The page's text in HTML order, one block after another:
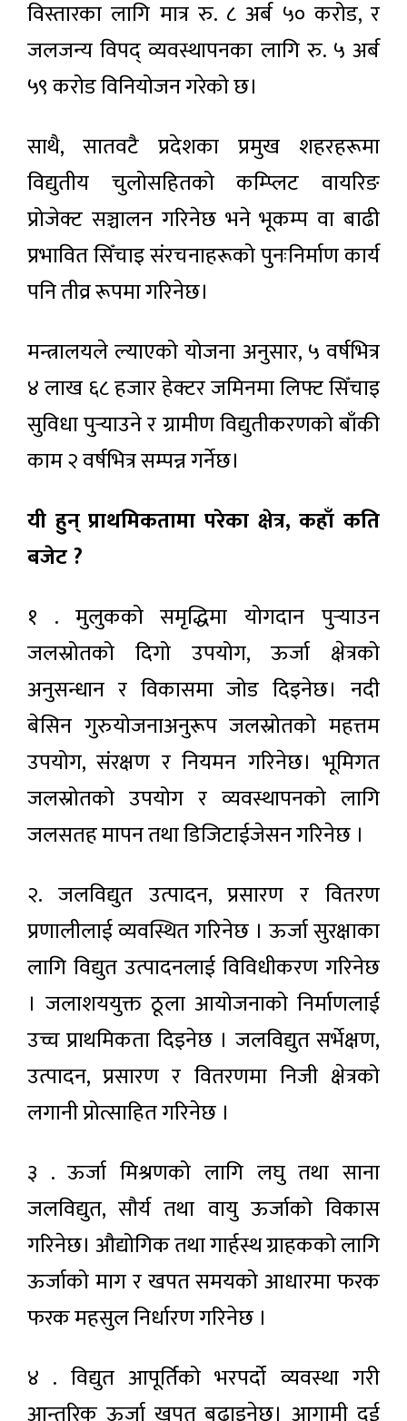
विस्तारका लागि मात्र रु. ८ अर्ब ५० करोड, र
जलजन्य विपद् व्यवस्थापनका लागि रु. ५ अर्ब
५९ करोड विनियोजन गरेको छ।
साथै, सातवटै प्रदेशका प्रमुख शहरहरूमा
विद्युतीय चुलोसहितको कम्प्लिट वायरिङ
प्रोजेक्ट सञ्चालन गरिनेछ भने भूकम्प वा बाढी
प्रभावित सिँचाइ संरचनाहरूको पुनःनिर्माण कार्य
पनि तीव्र रूपमा गरिनेछ।
मन्त्रालयले ल्याएको योजना अनुसार, ५ वर्षभित्र
४ लाख ६८ हजार हेक्टर जमिनमा लिफ्ट सिँचाइ
सुविधा पुर्‍याउने र ग्रामीण विद्युतीकरणको बाँकी
काम २ वर्षभित्र सम्पन्न गर्नेछ।
यी हुन् प्राथमिकतामा परेका क्षेत्र, कहाँ कति
बजेट ?
१ . मुलुकको समृद्धिमा योगदान पुऱ्याउन
जलस्रोतको दिगो उपयोग, ऊर्जा क्षेत्रको
अनुसन्धान र विकासमा जोड दिइनेछ। नदी
बेसिन गुरुयोजनाअनुरूप जलस्रोतको महत्तम
उपयोग, संरक्षण र नियमन गरिनेछ। भूमिगत
जलस्रोतको उपयोग र व्यवस्थापनको लागि
जलसतह मापन तथा डिजिटाईजेसन गरिनेछ ।
२. जलविद्युत उत्पादन, प्रसारण र वितरण
प्रणालीलाई व्यवस्थित गरिनेछ । ऊर्जा सुरक्षाका
लागि विद्युत उत्पादनलाई विविधीकरण गरिनेछ
। जलाशययुक्त ठूला आयोजनाको निर्माणलाई
उच्च प्राथमिकता दिइनेछ । जलविद्युत सर्भेक्षण,
उत्पादन, प्रसारण र वितरणमा निजी क्षेत्रको
लगानी प्रोत्साहित गरिनेछ ।
३ . ऊर्जा मिश्रणको लागि लघु तथा साना
जलविद्युत, सौर्य तथा वायु ऊर्जाको विकास
गरिनेछ। औद्योगिक तथा गार्हस्थ ग्राहकको लागि
ऊर्जाको माग र खपत समयको आधारमा फरक
फरक महसुल निर्धारण गरिनेछ ।
४ . विद्युत आपूर्तिको भरपर्दो व्यवस्था गरी